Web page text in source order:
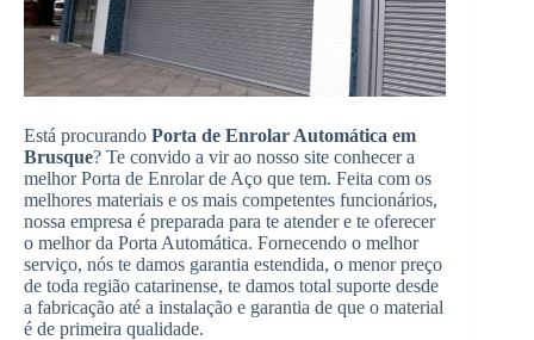
Está procurando Porta de Enrolar Automática em
Brusque? Te convido a vir ao nosso site conhecer a
melhor Porta de Enrolar de Aço que tem. Feita com os
melhores materiais e os mais competentes funcionários,
nossa empresa é preparada para te atender e te oferecer
o melhor da Porta Automática. Fornecendo o melhor
serviço, nós te damos garantia estendida, o menor preço
de toda região catarinense, te damos total suporte desde
a fabricação até a instalação e garantia de que o material
é de primeira qualidade.